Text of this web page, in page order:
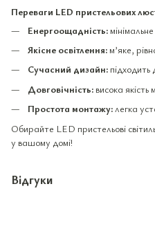
Переваги LED пристельових
Енергоощадність:
Якісне освітлення: м’яке,
Сучасний дизайн: підходить
Довговічність: висока якість
Простота монтажу:легка
Обирайте LED пристельові
у вашому домі!
Відгуки